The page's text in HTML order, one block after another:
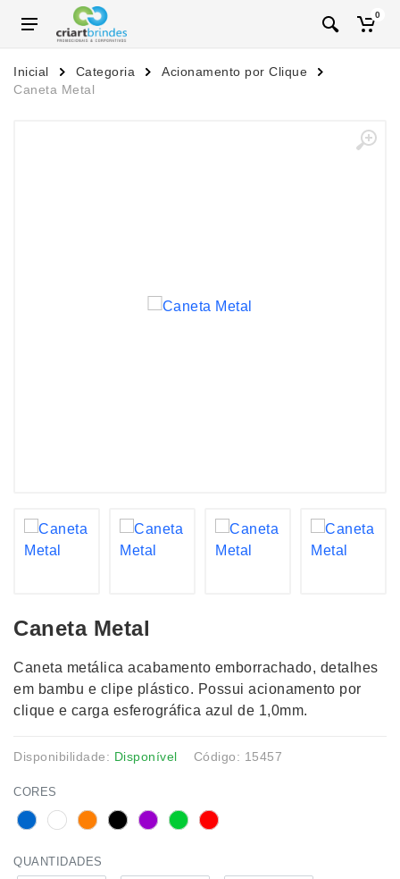
0
Inicial Categoria
Acionamento por Clique
Caneta Metal
Caneta Metal
Caneta metálica acabamento emborrachado, detalhes
em bambu e clipe plástico. Possui acionamento por
clique e carga esferográfica azul de 1,0mm.
Disponibilidade: Disponível Código: 15457
CORES
QUANTIDADES